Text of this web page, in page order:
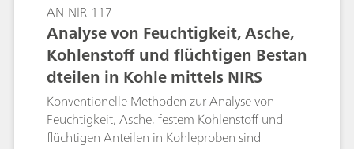
AN-NIR-117
Analyse von Feuchtigkeit, Asche,
Kohlenstoff und flüchtigen Bestan
dteilen in Kohle mittels NIRS
Konventionelle Methoden zur Analyse von
Feuchtigkeit, Asche, festem Kohlenstoff und
flüchtigen Anteilen in Kohleproben sind